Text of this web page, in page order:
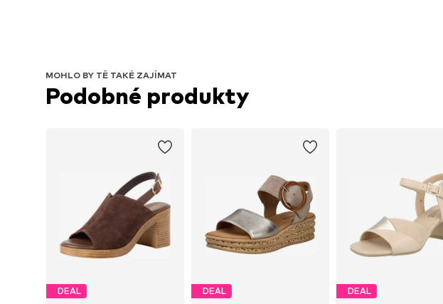
MOHLO BY TĚ TAKÉ ZAJÍMAT
Podobné produkty
DEAL DEAL DEAL